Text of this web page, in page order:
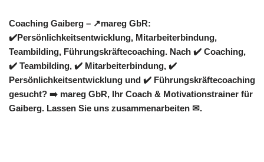
Coaching Gaiberg – ↗️mareg GbR:
✔️Persönlichkeitsentwicklung, Mitarbeiterbindung,
Teambilding, Führungskräftecoaching. Nach ✔️ Coaching,
✔️ Teambilding, ✔️ Mitarbeiterbindung, ✔️
Persönlichkeitsentwicklung und ✔️ Führungskräftecoaching
gesucht? ➡️ mareg GbR, Ihr Coach & Motivationstrainer für
Gaiberg. Lassen Sie uns zusammenarbeiten ✉.